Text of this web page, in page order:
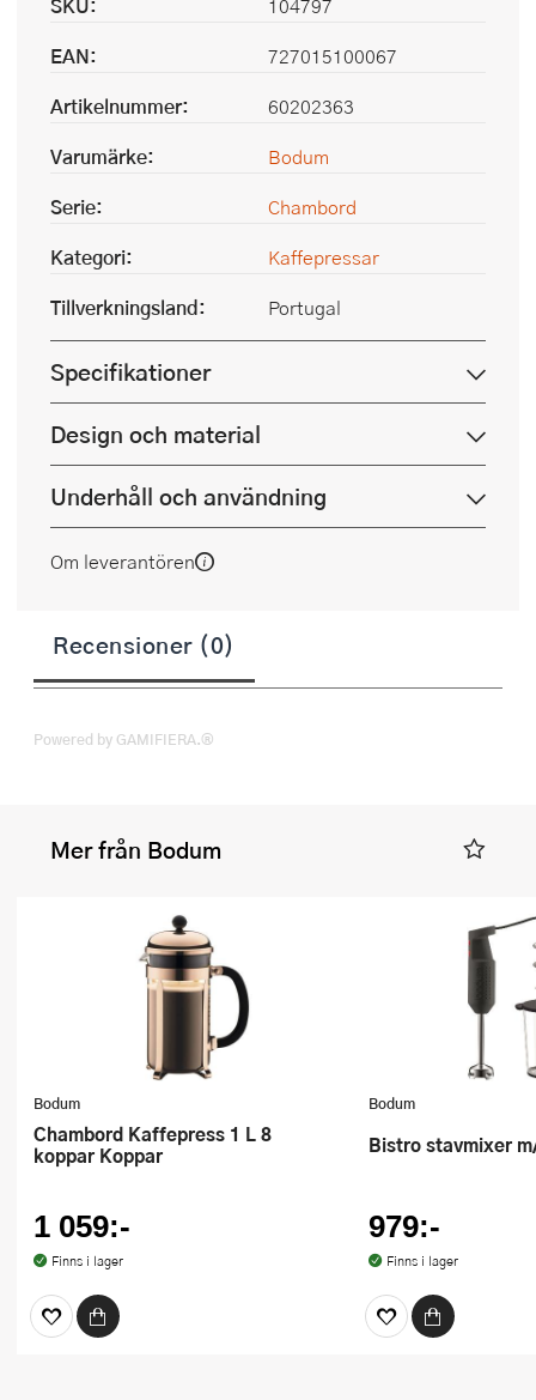
SKU:
104797
EAN:
727015100067
Artikelnummer:
60202363
Varumärke:
Bodum
Serie:
Chambord
Kategori:
Kaffepressar
Tillverkningsland:
Portugal
Specifikationer
Design och material
Underhåll och användning
Om leverantören
Recensioner (0)
Powered by GAMIFIERA.®
Mer från Bodum
Bodum
Chambord Kaffepress 1 L 8
koppar Koppar
1 059:-
Finns i lager
Bodum
Bistro stavmixer
979:-
Finns i lager